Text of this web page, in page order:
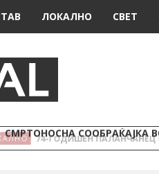
ЛОКАЛНО СВЕТ
СМРТОНОСНА СООБРАЌАЈКА